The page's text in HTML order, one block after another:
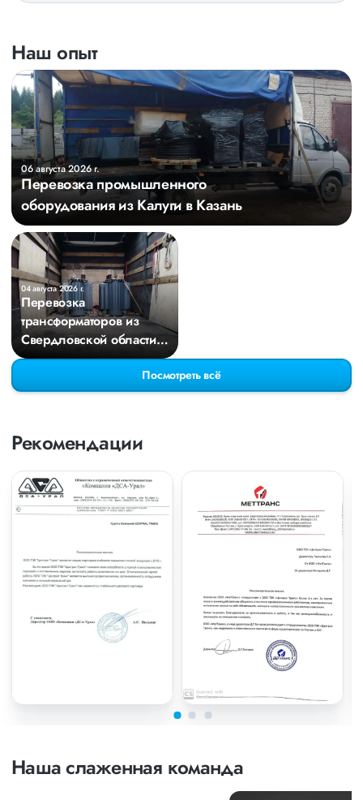
Наш опыт
06 августа 2026 г.
Перевозка промышленного
оборудования из Калуги в Казань
04 августа 2026 г.
Перевозка
трансформаторов из
Свердловской области в
Киров
Посмотреть всё
Рекомендации
Наша слаженная команда